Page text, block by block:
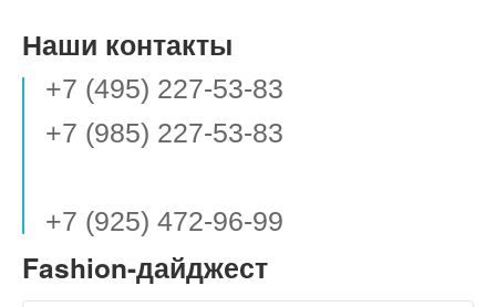
Наши контакты
+7 (495) 227-53-83
+7 (985) 227-53-83
+7 (925) 472-96-99
Fashion-дайджест